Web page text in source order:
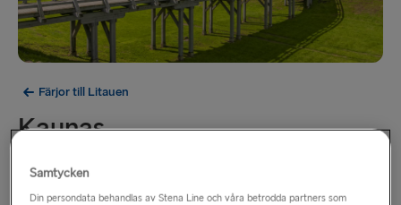
Färjor till Litauen
Kaunas
Kaunas är en klass för sig när det gäller kultur!
Samtycken
Din persondata behandlas av Stena Line och våra betrodda partners som